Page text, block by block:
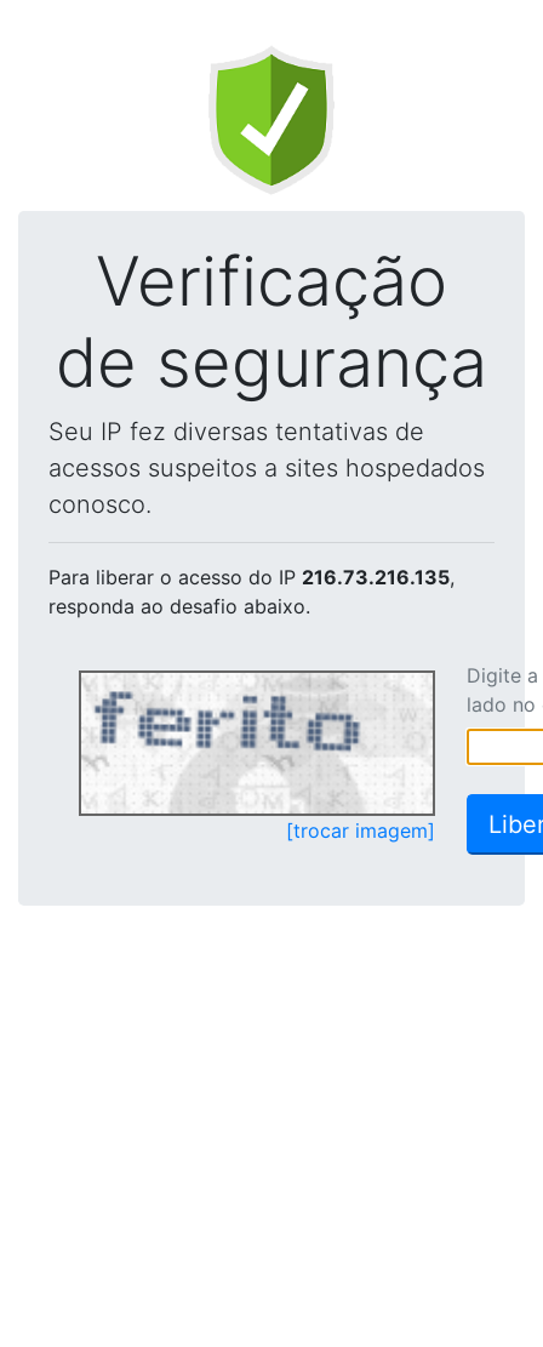
Verificação
de segurança
Seu IP fez diversas tentativas de
acessos suspeitos a sites hospedados
conosco.
Para liberar o acesso do IP 216.73.216.135,
responda ao desafio abaixo.
[trocar imagem]
Digite
lado no